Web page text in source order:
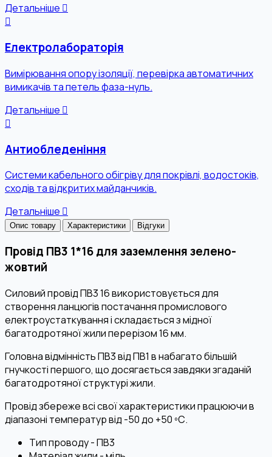
Детальніше
Електролабораторія
Вимірювання опору ізоляції, перевірка автоматичних
вимикачів та петель фаза-нуль.
Детальніше
Антиобледеніння
Системи кабельного обігріву для покрівлі, водостоків,
сходів та відкритих майданчиків.
Детальніше
Опис товару Характеристики Відгуки
Провід ПВ3 1*16 для заземлення зелено-
жовтий
Силовий провід ПВ3 16 використовується для
створення ланцюгів постачання промислового
електроустаткування і складається з мідної
багатодротяної жили перерізом 16 мм.
Головна відмінність ПВ3 від ПВ1 в набагато більшій
гнучкості першого, що досягається завдяки згаданій
багатодротяної структурі жили.
Провід збереже всі свої характеристики працюючи в
діапазоні температур від -50 до +50 ºС.
Тип проводу - ПВ3